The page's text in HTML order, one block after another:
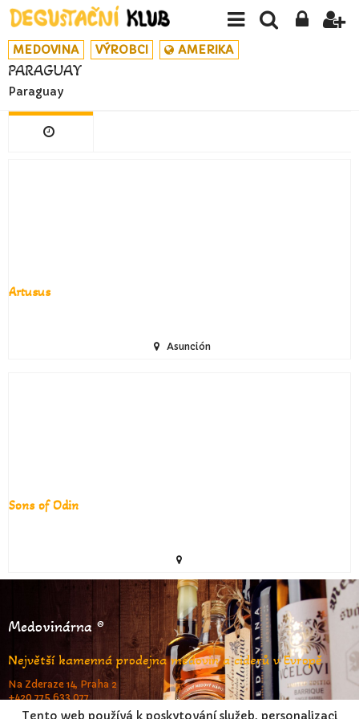
MEDOVINA VÝROBCI AMERIKA
PARAGUAY
Paraguay
Artusus
Asunción
Sons of Odin
Medovinárna ®
Největší kamenná prodejna medovin a ciderů v Evropě
Na Zderaze 14, Praha 2
+420 775 633 077
www.medovinarna.cz
Tento web používá k poskytování služeb, personalizaci